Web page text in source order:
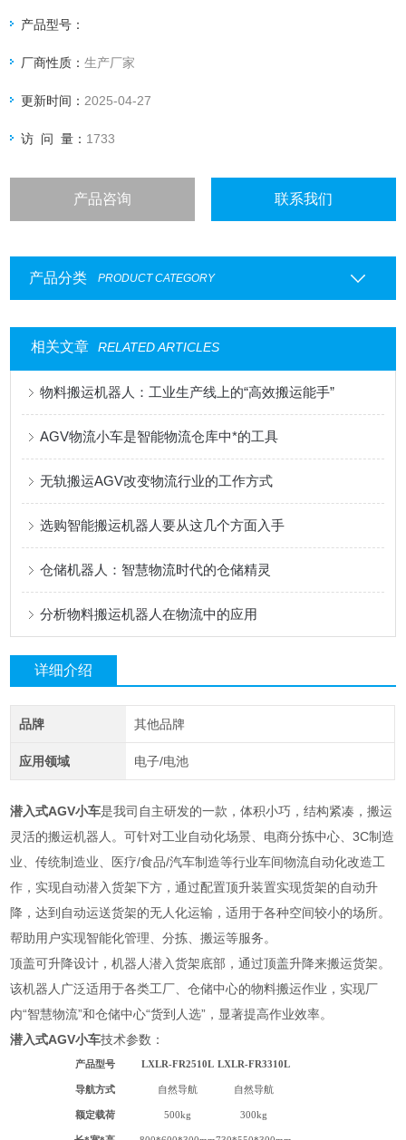
架的无人化运输，适用于各种空间较小的场所。
产品型号：
厂商性质：生产厂家
更新时间： 2025-04-27
访 问 量： 1733
产品咨询 联系我们
产品分类 PRODUCT CATEGORY
相关文章 RELATED ARTICLES
物料搬运机器人：工业生产线上的“高效搬运能手”
AGV物流小车是智能物流仓库中*的工具
无轨搬运AGV改变物流行业的工作方式
选购智能搬运机器人要从这几个方面入手
仓储机器人：智慧物流时代的仓储精灵
分析物料搬运机器人在物流中的应用
详细介绍
品牌 其他品牌
应用领域 电子/电池
潜入式AGV小车是我司自主研发的一款，体积小巧，结构紧凑，搬运
灵活的搬运机器人。可针对工业自动化场景、电商分拣中心、3C制造
业、传统制造业、医疗/食品/汽车制造等行业车间物流自动化改造工
作，实现自动潜入货架下方，通过配置顶升装置实现货架的自动升
降，达到自动运送货架的无人化运输，适用于各种空间较小的场所。
帮助用户实现智能化管理、分拣、搬运等服务。
顶盖可升降设计，机器人潜入货架底部，通过顶盖升降来搬运货架。
该机器人广泛适用于各类工厂、仓储中心的物料搬运作业，实现厂
内“智慧物流”和仓储中心“货到人选”，显著提高作业效率。
潜入式AGV小车技术参数：
产品型号 LXLR-FR2510L LXLR-FR3310L
导航方式 自然导航 自然导航
额定载荷 500kg 300kg